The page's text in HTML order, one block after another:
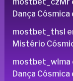
Dança
mostbet_thsl
Mistério
mostbet_wlma
Dança